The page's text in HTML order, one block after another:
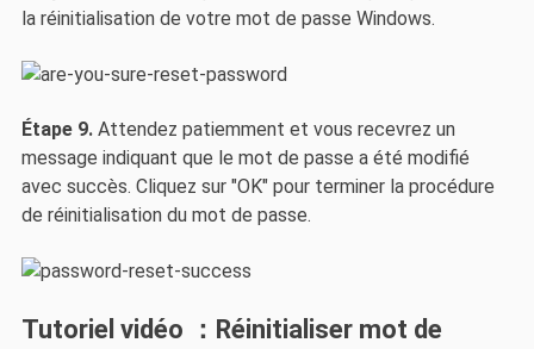
la réinitialisation de votre mot de passe Windows.
Étape 9. Attendez patiemment et vous recevrez un
message indiquant que le mot de passe a été modifié
avec succès. Cliquez sur "OK" pour terminer la procédure
de réinitialisation du mot de passe.
Tutoriel vidéo ：Réinitialiser mot de